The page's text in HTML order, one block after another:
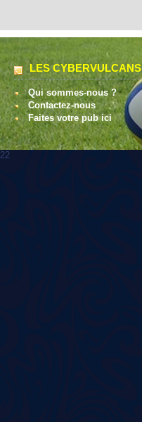
LES CYBERVULCANS
Qui sommes-nous ?
Contactez-nous
Faites votre pub ici
22